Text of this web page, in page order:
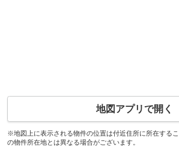
地図アプリで開く
※地図上に表示される物件の位置は付近住所に所在する
の物件所在地とは異なる場合がございます。